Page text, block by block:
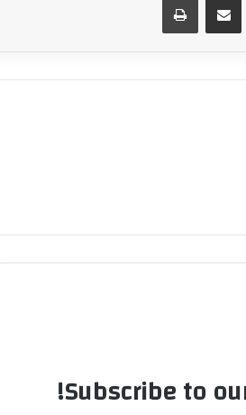
Subscribe to